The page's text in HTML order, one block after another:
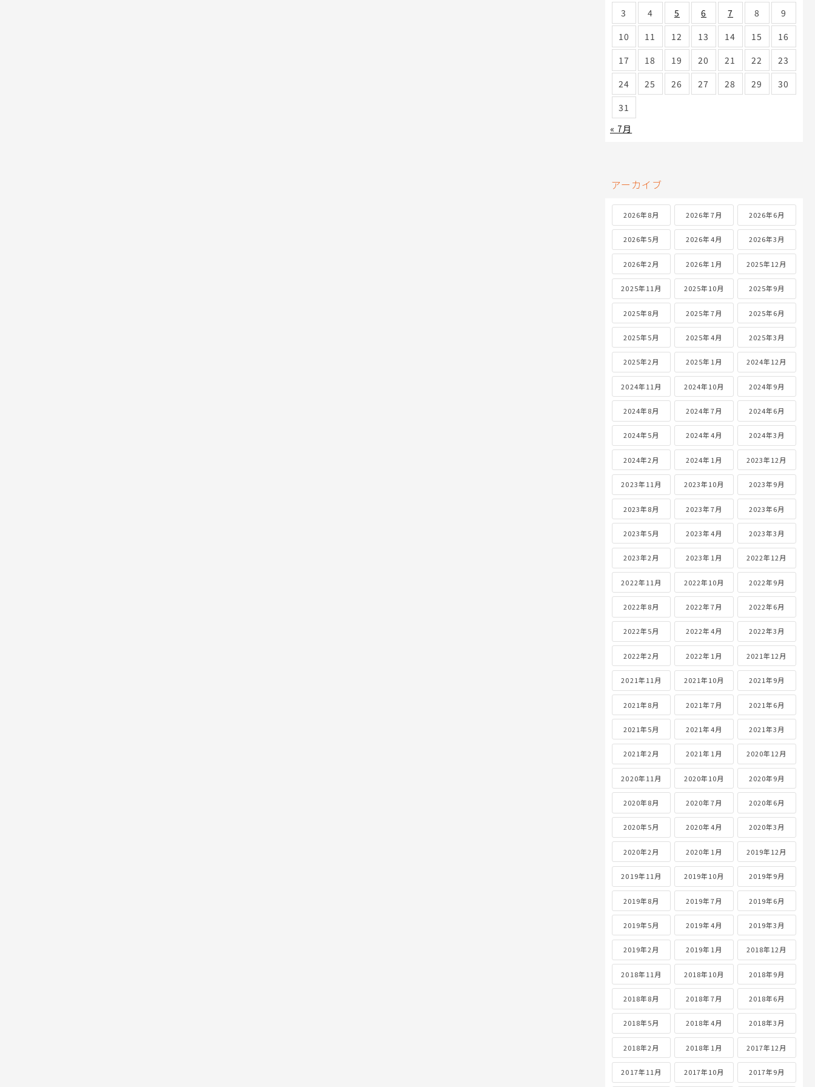
3
4 5 6 7 8
9
10
11 12 13 14 15
16
17
18 19 20 21 22
23
24
25 26 27 28 29
30
31
« 7月
アーカイブ
2026年8月 2026年7月 2026年6月
2026年5月 2026年4月 2026年3月
2026年2月 2026年1月 2025年12月
2025年11月 2025年10月 2025年9月
2025年8月 2025年7月 2025年6月
2025年5月 2025年4月 2025年3月
2025年2月 2025年1月 2024年12月
2024年11月 2024年10月 2024年9月
2024年8月 2024年7月 2024年6月
2024年5月 2024年4月 2024年3月
2024年2月 2024年1月 2023年12月
2023年11月 2023年10月 2023年9月
2023年8月 2023年7月 2023年6月
2023年5月 2023年4月 2023年3月
2023年2月 2023年1月 2022年12月
2022年11月 2022年10月 2022年9月
2022年8月 2022年7月 2022年6月
2022年5月 2022年4月 2022年3月
2022年2月 2022年1月 2021年12月
2021年11月 2021年10月 2021年9月
2021年8月 2021年7月 2021年6月
2021年5月 2021年4月 2021年3月
2021年2月 2021年1月 2020年12月
2020年11月 2020年10月 2020年9月
2020年8月 2020年7月 2020年6月
2020年5月 2020年4月 2020年3月
2020年2月 2020年1月 2019年12月
2019年11月 2019年10月 2019年9月
2019年8月 2019年7月 2019年6月
2019年5月 2019年4月 2019年3月
2019年2月 2019年1月 2018年12月
2018年11月 2018年10月 2018年9月
2018年8月 2018年7月 2018年6月
2018年5月 2018年4月 2018年3月
2018年2月 2018年1月 2017年12月
2017年11月 2017年10月 2017年9月